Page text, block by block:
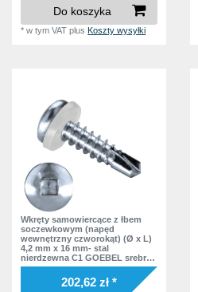
Do koszyka
*w tym VAT plusKoszty wysyłki
Wkręty samowiercące z łbem
soczewkowym (napęd
wewnętrzny czworokąt) (Ø x L)
4,2 mm x 16 mm- stal
nierdzewna C1 GOEBEL srebrna
warstwa soczewkowy
czworokąt wewnątrz Podkładka
polyamid DIN7504 SQ Norma
202,62 zł *